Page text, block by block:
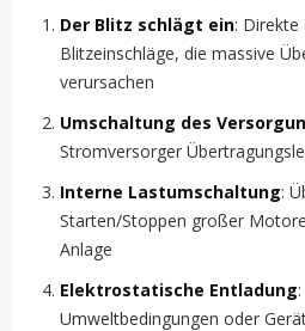
Der Blitz schlägt ein: Direkte
Blitzeinschläge, die massive
verursachen
Umschaltung des
Stromversorger
Interne Lastumschaltung:
Starten/Stoppen großer
Anlage
Elektrostatische Entladung
Umweltbedingungen oder